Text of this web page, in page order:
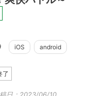
iOS android
了